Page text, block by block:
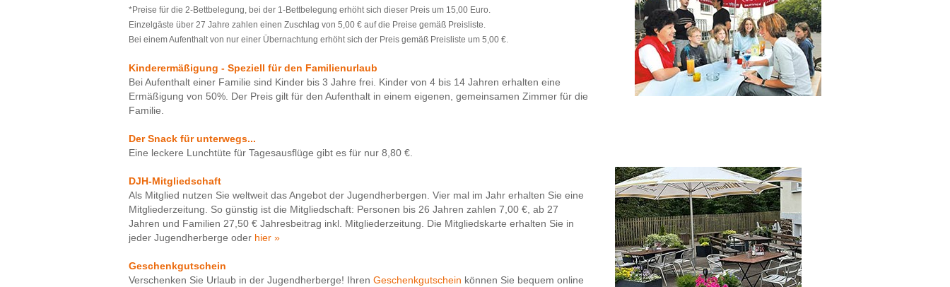
*Preise für die 2-Bettbelegung, bei der 1-Bettbelegung erhöht sich dieser Preis um 15,00 Euro.
Einzelgäste über 27 Jahre zahlen einen Zuschlag von 5,00 € auf die Preise gemäß Preisliste.
Bei einem Aufenthalt von nur einer Übernachtung erhöht sich der Preis gemäß Preisliste um 5,00 €.
Kinderermäßigung - Speziell für den Familienurlaub
Bei Aufenthalt einer Familie sind Kinder bis 3 Jahre frei. Kinder von 4 bis 14 Jahren erhalten eine
Ermäßigung von 50%. Der Preis gilt für den Aufenthalt in einem eigenen, gemeinsamen Zimmer für die
Familie.
Der Snack für unterwegs...
Eine leckere Lunchtüte für Tagesausflüge gibt es für nur 8,80 €.
DJH-Mitgliedschaft
Als Mitglied nutzen Sie weltweit das Angebot der Jugendherbergen. Vier mal im Jahr erhalten Sie eine
Mitgliederzeitung. So günstig ist die Mitgliedschaft: Personen bis 26 Jahren zahlen 7,00 €, ab 27
Jahren und Familien 27,50 € Jahresbeitrag inkl. Mitgliederzeitung. Die Mitgliedskarte erhalten Sie in
jeder Jugendherberge oder hier »
Geschenkgutschein
Verschenken Sie Urlaub in der Jugendherberge! Ihren Geschenkgutschein können Sie bequem online